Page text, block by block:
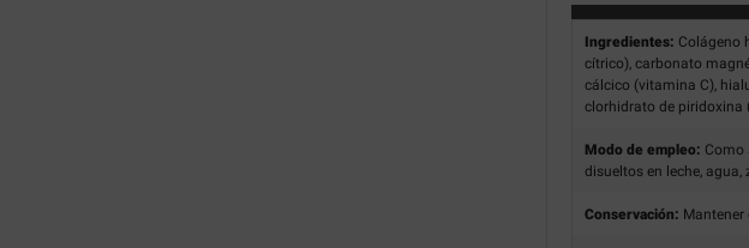
Ingredientes: Colágeno
cítrico), carbonato
cálcico (vitamina C),
clorhidrato de piridoxina
Modo de empleo: Como
disueltos en leche,
Conservación: Mantener